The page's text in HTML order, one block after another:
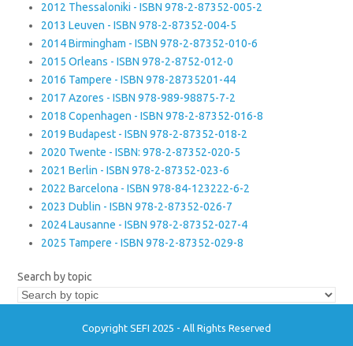
2012 Thessaloniki - ISBN 978-2-87352-005-2
2013 Leuven - ISBN 978-2-87352-004-5
2014 Birmingham - ISBN 978-2-87352-010-6
2015 Orleans - ISBN 978-2-8752-012-0
2016 Tampere - ISBN 978-28735201-44
2017 Azores - ISBN 978-989-98875-7-2
2018 Copenhagen - ISBN 978-2-87352-016-8
2019 Budapest - ISBN 978-2-87352-018-2
2020 Twente - ISBN: 978-2-87352-020-5
2021 Berlin - ISBN 978-2-87352-023-6
2022 Barcelona - ISBN 978-84-123222-6-2
2023 Dublin - ISBN 978-2-87352-026-7
2024 Lausanne - ISBN 978-2-87352-027-4
2025 Tampere - ISBN 978-2-87352-029-8
Search by topic
Copyright SEFI 2025 - All Rights Reserved